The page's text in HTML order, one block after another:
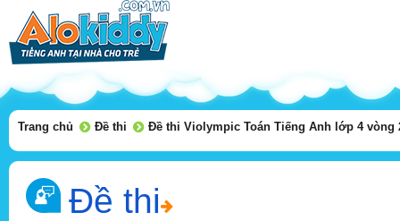
Trang chủ Đề thi Đề thi Violympic Toán Tiếng Anh lớp 4 vòng
Đề thi